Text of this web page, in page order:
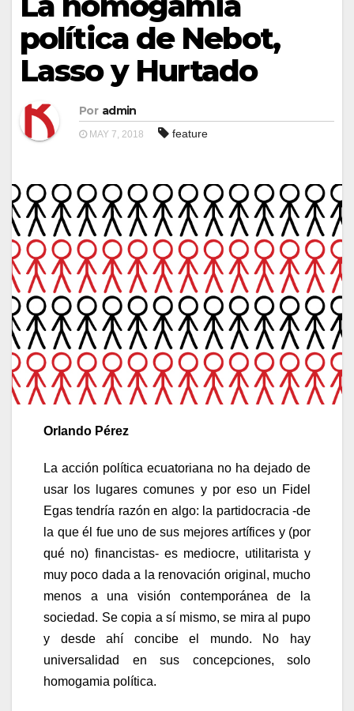
política de Nebot,
Lasso y Hurtado
Por admin
MAY 7, 2018 feature
Orlando Pérez
La acción política ecuatoriana no ha dejado de
usar los lugares comunes y por eso un Fidel
Egas tendría razón en algo: la partidocracia -de
la que él fue uno de sus mejores artífices y (por
qué no) financistas- es mediocre, utilitarista y
muy poco dada a la renovación original, mucho
menos a una visión contemporánea de la
sociedad. Se copia a sí mismo, se mira al pupo
y desde ahí concibe el mundo. No hay
universalidad en sus concepciones, solo
homogamia política.